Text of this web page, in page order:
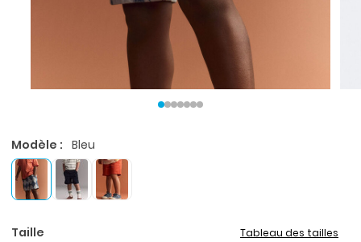
Modèle : Bleu
Taille Tableau des tailles